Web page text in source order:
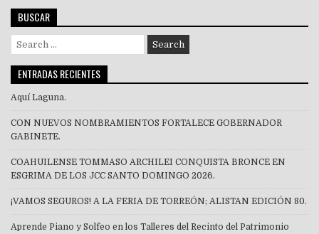
BUSCAR
Search
for:
ENTRADAS RECIENTES
Aquí Laguna.
CON NUEVOS NOMBRAMIENTOS FORTALECE GOBERNADOR
GABINETE.
COAHUILENSE TOMMASO ARCHILEI CONQUISTA BRONCE EN
ESGRIMA DE LOS JCC SANTO DOMINGO 2026.
¡VAMOS SEGUROS! A LA FERIA DE TORREÓN; ALISTAN EDICIÓN 80.
Aprende Piano y Solfeo en los Talleres del Recinto del Patrimonio